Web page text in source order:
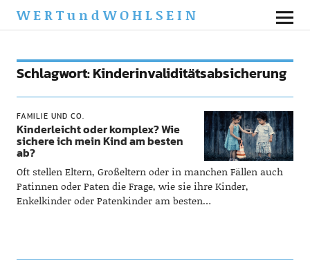
WERTundWOHLSEIN
Schlagwort:Kinderinvaliditätsabsicherung
FAMILIE UND CO.
Kinderleicht oder komplex? Wie
sichere ich mein Kind am besten
ab?
Oft stellen Eltern, Großeltern oder in manchen Fällen auch
Patinnen oder Paten die Frage, wie sie ihre Kinder,
Enkelkinder oder Patenkinder am besten…